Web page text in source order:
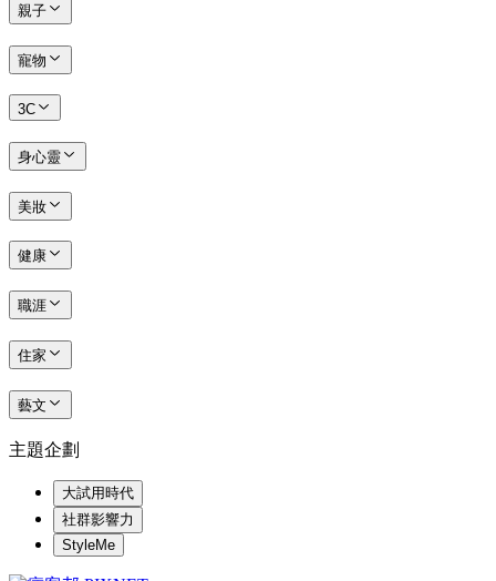
親子
寵物
3C
身心靈
美妝
健康
職涯
住家
藝文
主題企劃
大試用時代
社群影響力
StyleMe